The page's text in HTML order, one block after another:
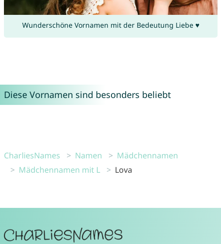
Wunderschöne Vornamen mit der Bedeutung Liebe ♥
Diese Vornamen sind besonders beliebt
CharliesNames Namen
Mädchennamen
Mädchennamen mit L
Lova